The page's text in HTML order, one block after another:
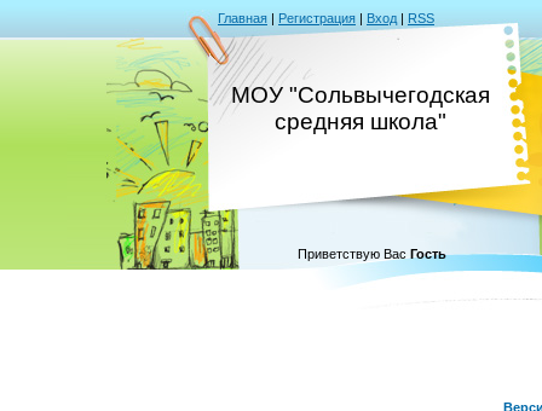
Главная | Регистрация | Вход | RSS
МОУ "Сольвычегодская
средняя школа"
Приветствую Вас Гость